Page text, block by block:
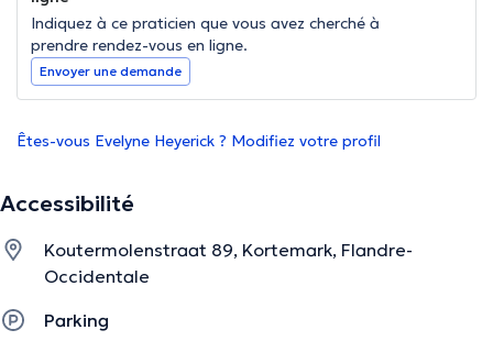
Indiquez à ce praticien que vous avez cherché à
prendre rendez-vous en ligne.
Envoyer une demande
Êtes-vous Evelyne Heyerick ? Modifiez votre profil
Accessibilité
Koutermolenstraat 89, Kortemark, Flandre-
Occidentale
Parking